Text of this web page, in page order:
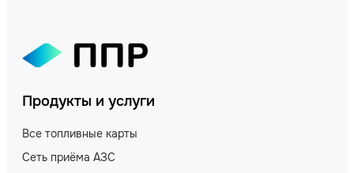
Продукты и услуги
Все топливные карты
Сеть приёма АЗС